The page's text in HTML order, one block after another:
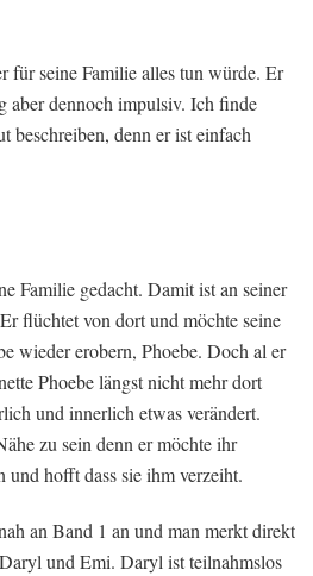
für seine Familie alles tun würde. Er
aber dennoch impulsiv. Ich finde
beschreiben, denn er ist einfach
Familie gedacht. Damit ist an seiner
flüchtet von dort und möchte seine
wieder erobern, Phoebe. Doch al er
Phoebe längst nicht mehr dort
und innerlich etwas verändert.
zu sein denn er möchte ihr
hofft dass sie ihm verzeiht.
an Band 1 an und man merkt direkt
und Emi. Daryl ist teilnahmslos